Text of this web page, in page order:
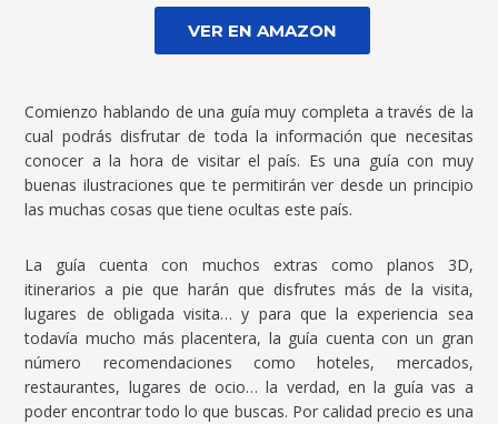
VER EN AMAZON
Comienzo hablando de una guía muy completa a través de la
cual podrás disfrutar de toda la información que necesitas
conocer a la hora de visitar el país. Es una guía con muy
buenas ilustraciones que te permitirán ver desde un principio
las muchas cosas que tiene ocultas este país.
La guía cuenta con muchos extras como planos 3D,
itinerarios a pie que harán que disfrutes más de la visita,
lugares de obligada visita… y para que la experiencia sea
todavía mucho más placentera, la guía cuenta con un gran
número recomendaciones como hoteles, mercados,
restaurantes, lugares de ocio… la verdad, en la guía vas a
poder encontrar todo lo que buscas. Por calidad precio es una